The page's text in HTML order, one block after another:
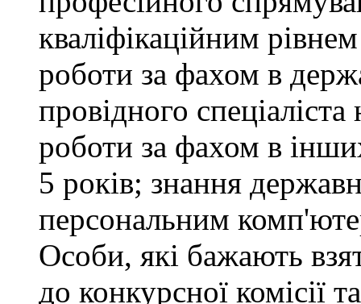
кваліфікаційним
роботи за фахом в
провідного
роботи за фахом в
5 років; знання
персональним
Особи, які бажають
до конкурсної комісії